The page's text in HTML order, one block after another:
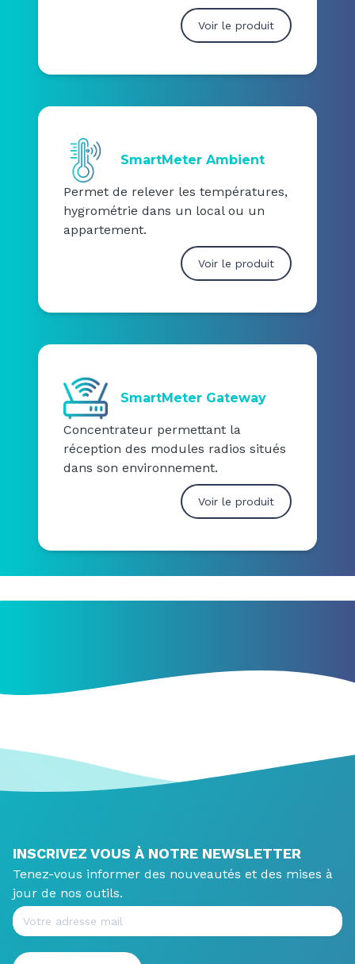
Voir le produit
SmartMeter Ambient
Permet de relever les températures,
hygrométrie dans un local ou un
appartement.
Voir le produit
SmartMeter Gateway
Concentrateur permettant la
réception des modules radios situés
dans son environnement.
Voir le produit
INSCRIVEZ VOUS À NOTRE NEWSLETTER
Tenez-vous informer des nouveautés et des mises à
jour de nos outils.